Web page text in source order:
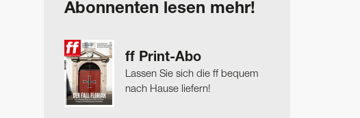
Abonnenten lesen mehr!
ff Print-Abo
Lassen Sie sich die ff bequem
nach Hause liefern!